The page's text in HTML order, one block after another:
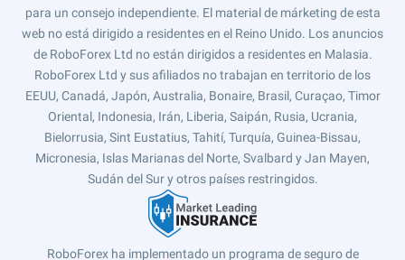
para un consejo independiente. El material de márketing de esta
web no está dirigido a residentes en el Reino Unido. Los anuncios
de RoboForex Ltd no están dirigidos a residentes en Malasia.
RoboForex Ltd y sus afiliados no trabajan en territorio de los
EEUU, Canadá, Japón, Australia, Bonaire, Brasil, Curaçao, Timor
Oriental, Indonesia, Irán, Liberia, Saipán, Rusia, Ucrania,
Bielorrusia, Sint Eustatius, Tahití, Turquía, Guinea-Bissau,
Micronesia, Islas Marianas del Norte, Svalbard y Jan Mayen,
Sudán del Sur y otros países restringidos.
RoboForex ha implementado un programa de seguro de